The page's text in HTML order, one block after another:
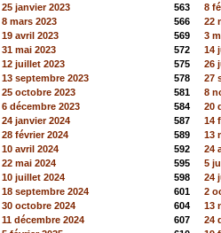
25 janvier 2023 563
8
8 mars 2023 566
22
19 avril 2023 569
3
31 mai 2023 572
14
12 juillet 2023 575
26
13 septembre 2023 578
27
25 octobre 2023 581
8
6 décembre 2023 584
20
24 janvier 2024 587
14
28 février 2024 589
13
10 avril 2024 592
24
22 mai 2024 595
5
10 juillet 2024 598
24
18 septembre 2024 601
2
30 octobre 2024 604
13
11 décembre 2024 607
24